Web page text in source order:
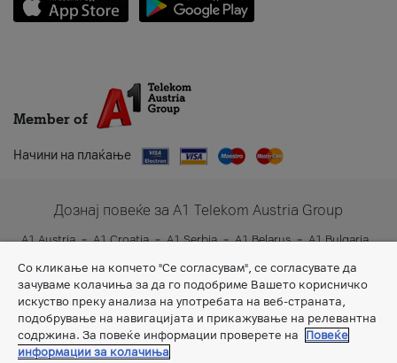
Member of
Начини на плаќање
Дознај повеќе за A1 Telekom Austria Group
A1 Austria A1 Croatia A1 Serbia A1 Belarus
A1 Bulgaria
A1 Slovenia
A1 Digital
Со кликање на копчето "Се согласувам", се согласувате да
зачуваме колачиња за да го подобриме Вашето корисничко
искуство преку анализа на употребата на веб-страната,
подобрување на навигацијата и прикажување на релевантна
содржина. За повеќе информации проверете на
Повеќе
информации за колачиња